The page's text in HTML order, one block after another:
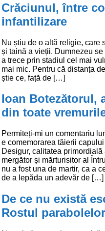
Crăciunul, între
infantilizare
Nu știu de o altă religie, care
și taină a vieții. Dumnezeu
a trece prin stadiul cel mai
mai mic. Pentru că distanța
știe ce, față de […]
Ioan Botezătorul,
din toate
Permiteți-mi un comentariu
e comemorarea tăierii
Desigur, calitatea
mergător și mărturisitor al
nu a fost una de martir, ca a
de a lepăda un adevăr de […]
De ce nu există
Rostul parabolelor